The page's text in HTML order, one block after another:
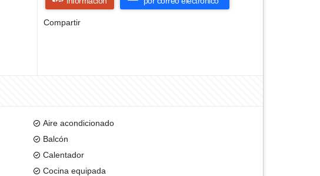
Compartir
Aire acondicionado
Balcón
Calentador
Cocina equipada